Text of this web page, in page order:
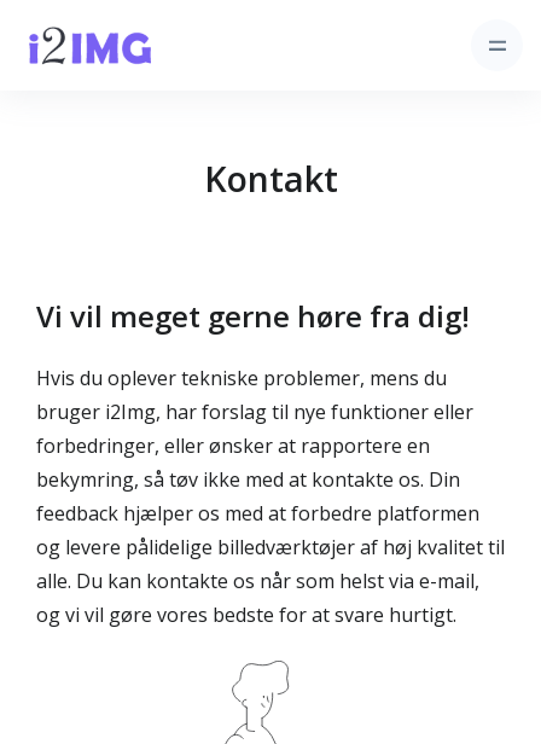
Kontakt
Vi vil meget gerne høre fra dig!
Hvis du oplever tekniske problemer, mens du
bruger i2Img, har forslag til nye funktioner eller
forbedringer, eller ønsker at rapportere en
bekymring, så tøv ikke med at kontakte os. Din
feedback hjælper os med at forbedre platformen
og levere pålidelige billedværktøjer af høj kvalitet til
alle. Du kan kontakte os når som helst via e-mail,
og vi vil gøre vores bedste for at svare hurtigt.